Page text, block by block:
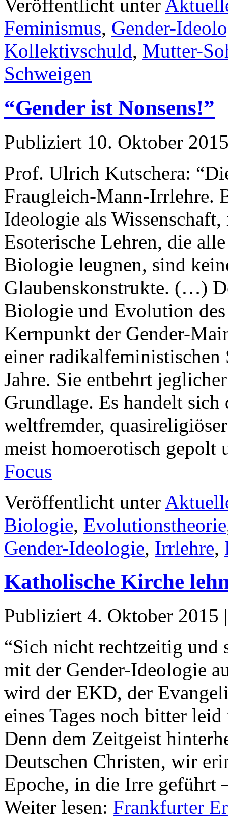
Veröffentlicht unter
Feminismus, Gender-
Kollektivschuld, Mutter-
Schweigen
“Gender ist Nonsens!”
Publiziert 10. Oktober
Prof. Ulrich Kutschera:
Fraugleich-Mann-Irrlehre.
Ideologie als
Esoterische Lehren, die
Biologie leugnen, sind
Glaubenskonstrukte. (…)
Biologie und Evolution
Kernpunkt der Gender-
einer radikalfeministischen
Jahre. Sie entbehrt
Grundlage. Es handelt
weltfremder,
meist homoerotisch gepolt
Focus
Veröffentlicht unter
Biologie, Evolutionstheorie
Gender-Ideologie, Irrlehre,
Katholische Kirche
Publiziert 4. Oktober 2015
“Sich nicht rechtzeitig
mit der Gender-Ideologie
wird der EKD, der
eines Tages noch bitter
Denn dem Zeitgeist
Deutschen Christen, wir
Epoche, in die Irre geführt
Weiter lesen: Frankfurter